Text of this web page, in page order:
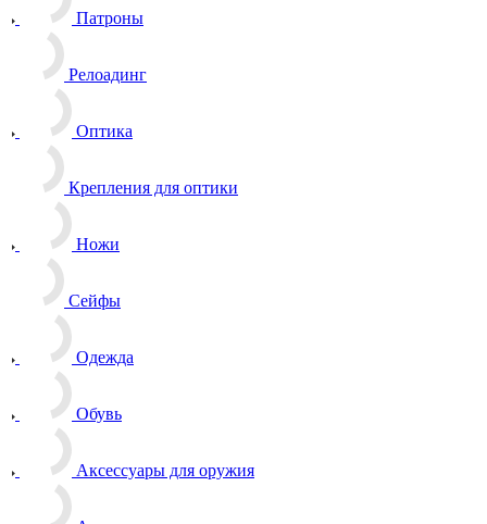
Патроны
Релоадинг
Оптика
Крепления для оптики
Ножи
Сейфы
Одежда
Обувь
Аксессуары для оружия